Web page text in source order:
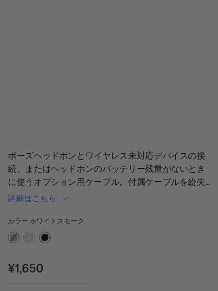
ボーズヘッドホンとワイヤレス未対応デバイスの接
続、またはヘッドホンのバッテリー残量がないとき
に使うオプション用ケーブル。付属ケーブルを紛失
または破損した場合の予備や交換用としてご使用く
詳細はこちら
カラーの選択
選択済み
カラー ホワイトスモーク
価格:
¥1,650